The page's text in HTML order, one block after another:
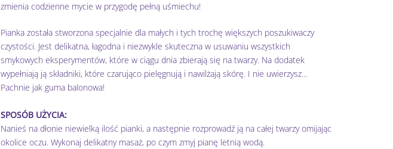
zmienia codzienne mycie w przygodę pełną uśmiechu!
Pianka została stworzona specjalnie dla małych i tych trochę większych poszukiwaczy
czystości. Jest delikatna, łagodna i niezwykle skuteczna w usuwaniu wszystkich
smykowych eksperymentów, które w ciągu dnia zbierają się na twarzy. Na dodatek
wypełniają ją składniki, które czarująco pielęgnują i nawilżają skórę. I nie uwierzysz…
Pachnie jak guma balonowa!
SPOSÓB UŻYCIA:
Nanieś na dłonie niewielką ilość pianki, a następnie rozprowadź ją na całej twarzy omijając
okolice oczu. Wykonaj delikatny masaż, po czym zmyj pianę letnią wodą.